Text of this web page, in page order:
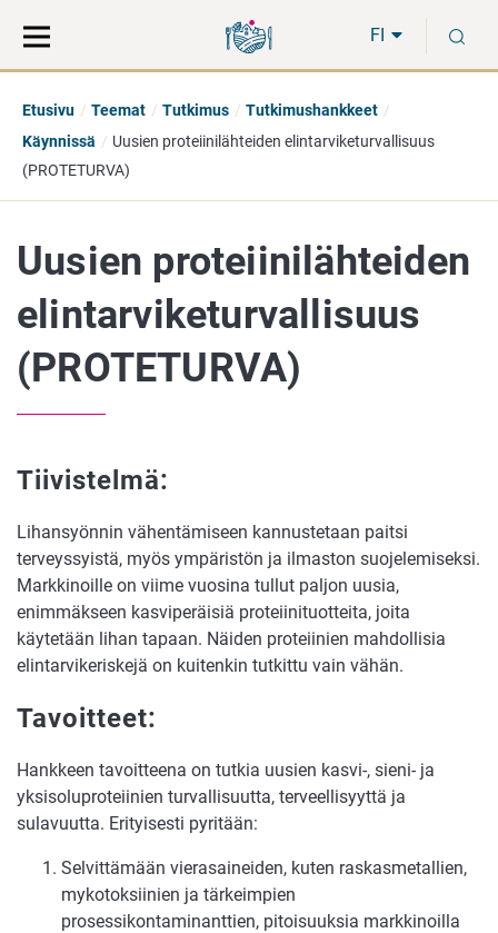
suoraan
sisältöön
koko
sivuston
FI
Etusivu Teemat Tutkimus
Tutkimushankkeet
Käynnissä
Uusien proteiinilähteiden elintarviketurvallisuus
(PROTETURVA)
Uusien proteiinilähteiden
elintarviketurvallisuus
(PROTETURVA)
Tiivistelmä:
Lihansyönnin vähentämiseen kannustetaan paitsi
terveyssyistä, myös ympäristön ja ilmaston suojelemiseksi.
Markkinoille on viime vuosina tullut paljon uusia,
enimmäkseen kasviperäisiä proteiinituotteita, joita
käytetään lihan tapaan. Näiden proteiinien mahdollisia
elintarvikeriskejä on kuitenkin tutkittu vain vähän.
Tavoitteet:
Hankkeen tavoitteena on tutkia uusien kasvi-, sieni- ja
yksisoluproteiinien turvallisuutta, terveellisyyttä ja
sulavuutta. Erityisesti pyritään:
Selvittämään vierasaineiden, kuten raskasmetallien,
mykotoksiinien ja tärkeimpien
prosessikontaminanttien, pitoisuuksia markkinoilla